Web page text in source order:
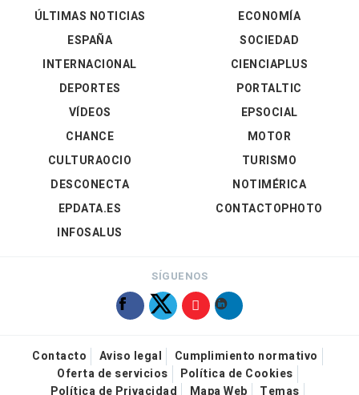
ÚLTIMAS NOTICIAS
ESPAÑA
INTERNACIONAL
DEPORTES
VÍDEOS
ECONOMÍA
SOCIEDAD
CIENCIAPLUS
PORTALTIC
EPSOCIAL
CHANCE
CULTURAOCIO
DESCONECTA
EPDATA.ES
INFOSALUS
MOTOR
TURISMO
NOTIMÉRICA
CONTACTOPHOTO
SÍGUENOS
Contacto Aviso legal
Cumplimiento normativo
Oferta de servicios
Política de Cookies
Política de Privacidad
Mapa Web Temas